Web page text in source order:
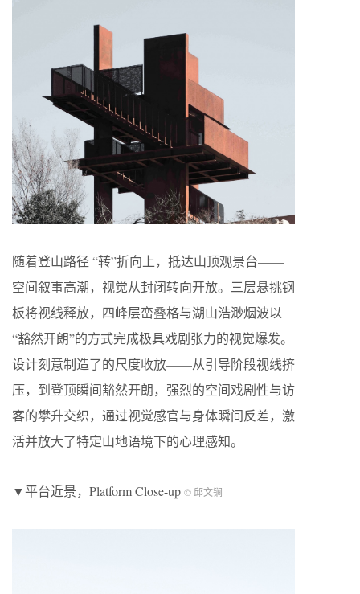
随着登山路径 “转”折向上，抵达山顶观景台——
空间叙事高潮，视觉从封闭转向开放。三层悬挑钢
板将视线释放，四峰层峦叠格与湖山浩渺烟波以
“豁然开朗”的方式完成极具戏剧张力的视觉爆发。
设计刻意制造了的尺度收放——从引导阶段视线挤
压，到登顶瞬间豁然开朗，强烈的空间戏剧性与访
客的攀升交织，通过视觉感官与身体瞬间反差，激
活并放大了特定山地语境下的心理感知。
▼平台近景，Platform Close-up © 邱文锏